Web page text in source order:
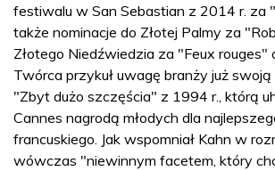
festiwalu w San Sebastian z 2014 r. za
także nominacje do Złotej Palmy za
Złotego Niedźwiedzia za "Feux rouges"
Twórca przykuł uwagę branży już swoją
"Zbyt dużo szczęścia" z 1994 r., którą
Cannes nagrodą młodych dla
francuskiego. Jak wspomniał Kahn w
wówczas "niewinnym facetem, który